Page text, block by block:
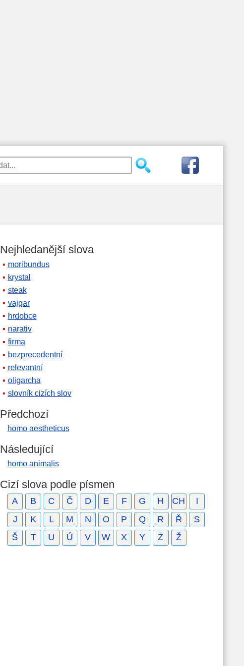
Nejhledanější slova
moribundus
krystal
steak
vajgar
hrdobce
narativ
firma
bezprecedentní
relevantní
oligarcha
slovník cizích slov
Předchozí
homo aestheticus
Následující
homo animalis
Cizí slova podle písmen
A B C Č D E F G H CH
I
J
K L M N O P Q R Ř
S
Š
T U Ú V W X Y Z Ž